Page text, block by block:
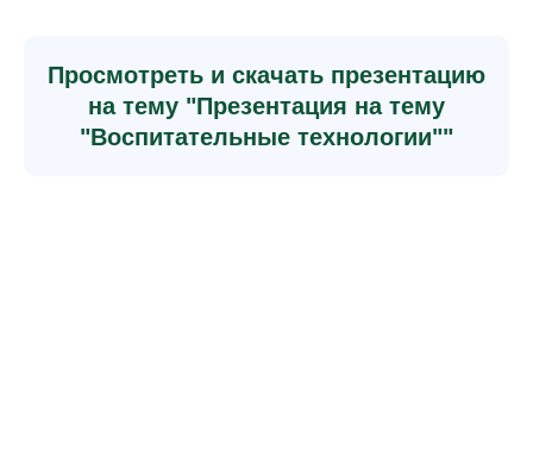
Просмотреть и скачать презентацию
на тему "Презентация на тему
"Воспитательные технологии""